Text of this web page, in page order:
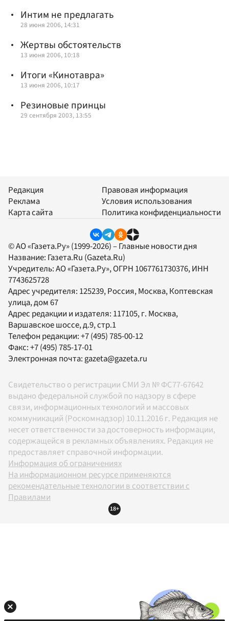
Интим не предлагать
28 июня 2006, 14:31
Жертвы обстоятельств
13 июня 2006, 10:18
Итоги «Кинотавра»
13 июня 2006, 10:17
Резиновые принцы
29 сентября 2003, 13:55
Редакция
Реклама
Карта сайта
Правовая информация
Условия использования
Политика конфиденциальности
© АО «Газета.Ру» (1999-2026) – Главные новости дня
Название: Газета.Ru (Gazeta.Ru)
Учредитель:АО «Газета.Ру», ОГРН 1067761730376, ИНН
7743625728
Адрес учредителя: 125239, Россия, Москва, Коптевская
улица, дом 67
Адрес редакции и издателя: 117105, г. Москва,
Варшавское шоссе, д.9, стр.1
Телефон редакции:+7 (495) 785-00-12
Факс:+7 (495) 785-17-01
Электронная почта:gazeta@gazeta.ru
Свидетельство о регистрации СМИ Эл № ФС77-67642
выдано федеральной службой по надзору в сфере
связи, информационных технологий и массовых
коммуникаций (Роскомнадзор) 10.11.2016 г. Редакция не
несет ответственности за достоверность информации,
содержащейся в рекламных объявлениях. Редакция не
предоставляет справочной информации.
Информация об ограничениях
На информационном ресурсе применяются
рекомендательные технологии в соответствии с
Правилами
18+